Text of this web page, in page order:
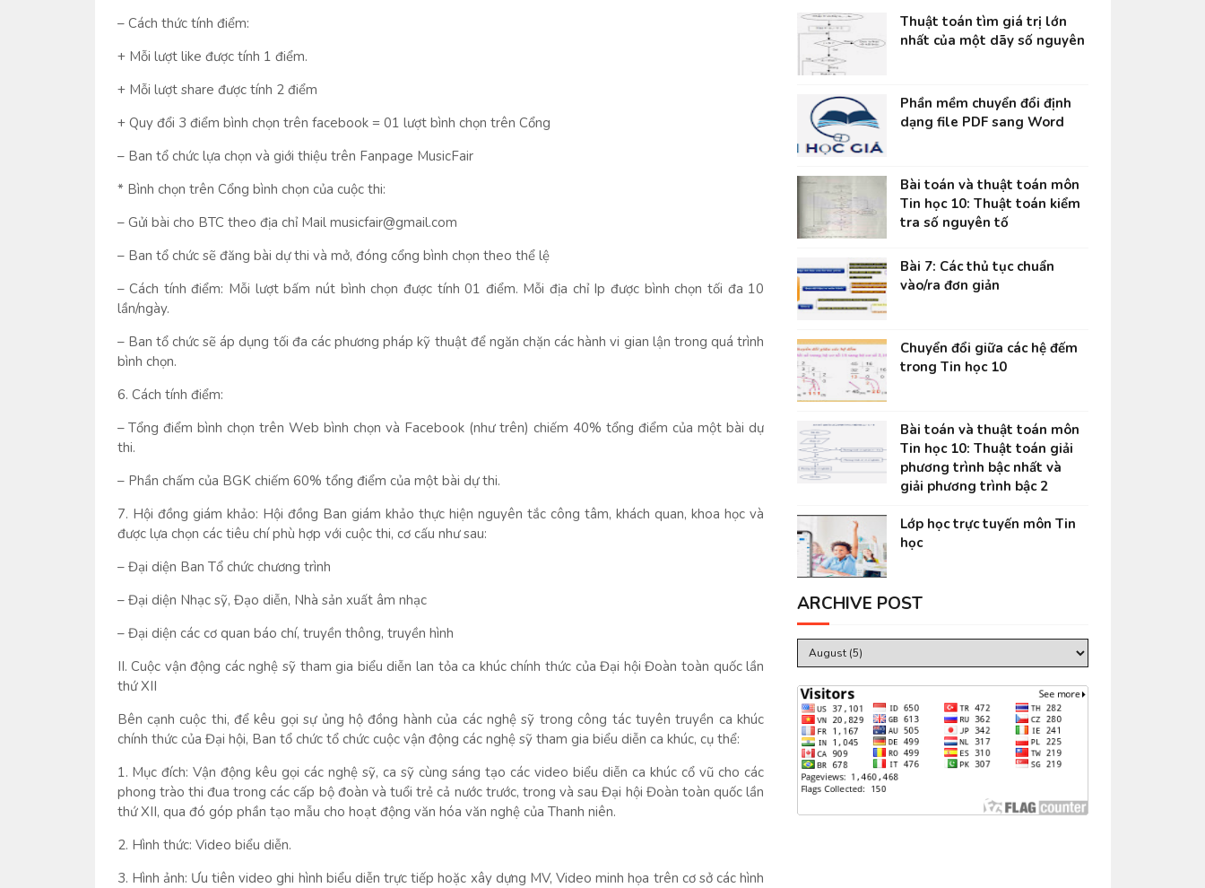
– Cách thức tính điểm:
+ Mỗi lượt like được tính 1 điểm.
+ Mỗi lượt share được tính 2 điểm
+ Quy đổi 3 điểm bình chọn trên facebook = 01 lượt bình chọn trên Cổng
– Ban tổ chức lựa chọn và giới thiệu trên Fanpage MusicFair
* Bình chọn trên Cổng bình chọn của cuộc thi:
– Gửi bài cho BTC theo địa chỉ Mail musicfair@gmail.com
– Ban tổ chức sẽ đăng bài dự thi và mở, đóng cổng bình chọn theo thể lệ
– Cách tính điểm: Mỗi lượt bấm nút bình chọn được tính 01 điểm. Mỗi địa chỉ Ip được bình chọn tối đa 10
lần/ngày.
– Ban tổ chức sẽ áp dụng tối đa các phương pháp kỹ thuật để ngăn chặn các hành vi gian lận trong quá trình
bình chọn.
6. Cách tính điểm:
– Tổng điểm bình chọn trên Web bình chọn và Facebook (như trên) chiếm 40% tổng điểm của một bài dự
thi.
– Phần chấm của BGK chiếm 60% tổng điểm của một bài dự thi.
7. Hội đồng giám khảo: Hội đồng Ban giám khảo thực hiện nguyên tắc công tâm, khách quan, khoa học và
được lựa chọn các tiêu chí phù hợp với cuộc thi, cơ cấu như sau:
– Đại diện Ban Tổ chức chương trình
– Đại diện Nhạc sỹ, Đạo diễn, Nhà sản xuất âm nhạc
– Đại diện các cơ quan báo chí, truyền thông, truyền hình
II. Cuộc vận động các nghệ sỹ tham gia biểu diễn lan tỏa ca khúc chính thức của Đại hội Đoàn toàn quốc lần
thứ XII
Bên cạnh cuộc thi, để kêu gọi sự ủng hộ đồng hành của các nghệ sỹ trong công tác tuyên truyền ca khúc
chính thức của Đại hội, Ban tổ chức tổ chức cuộc vận động các nghệ sỹ tham gia biểu diễn ca khúc, cụ thể:
1. Mục đích: Vận động kêu gọi các nghệ sỹ, ca sỹ cùng sáng tạo các video biểu diễn ca khúc cổ vũ cho các
phong trào thi đua trong các cấp bộ đoàn và tuổi trẻ cả nước trước, trong và sau Đại hội Đoàn toàn quốc lần
thứ XII, qua đó góp phần tạo mẫu cho hoạt động văn hóa văn nghệ của Thanh niên.
2. Hình thức: Video biểu diễn.
3. Hình ảnh: Ưu tiên video ghi hình biểu diễn trực tiếp hoặc xây dựng MV, Video minh họa trên cơ sở các hình
Thuật toán tìm giá trị lớn
nhất của một dãy số nguyên
Phần mềm chuyển đổi định
dạng file PDF sang Word
Bài toán và thuật toán môn
Tin học 10: Thuật toán kiểm
tra số nguyên tố
Bài 7: Các thủ tục chuẩn
vào/ra đơn giản
Chuyển đổi giữa các hệ đếm
trong Tin học 10
Bài toán và thuật toán môn
Tin học 10: Thuật toán giải
phương trình bậc nhất và
giải phương trình bậc 2
Lớp học trực tuyến môn Tin
học
ARCHIVE POST